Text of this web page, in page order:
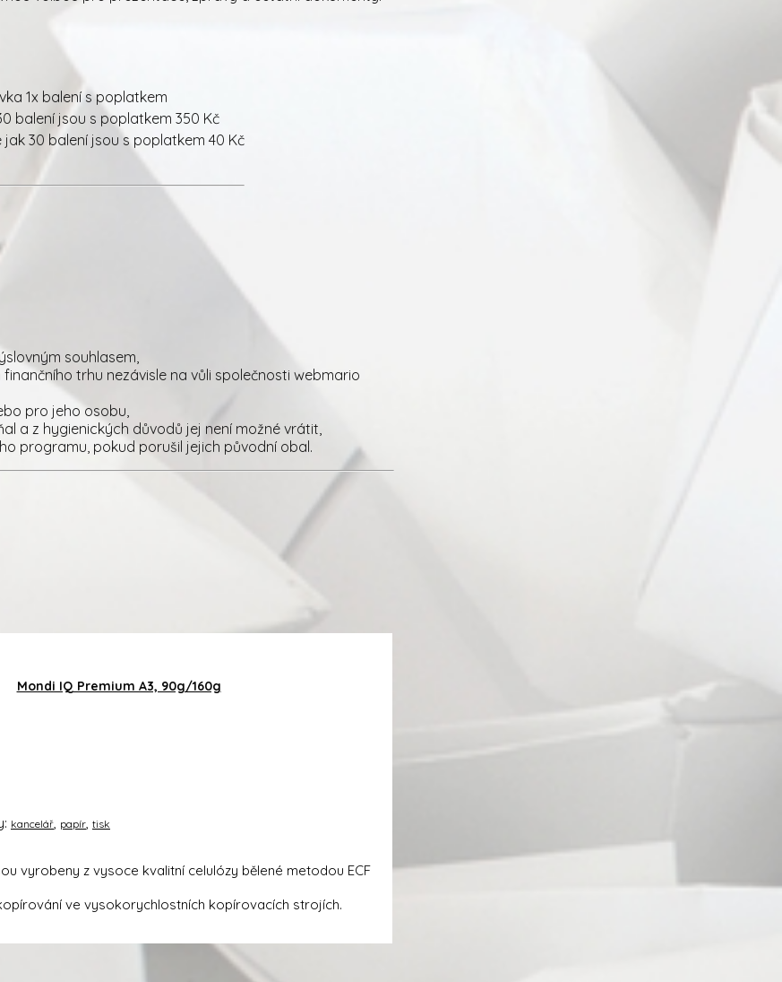
1x balení s poplatkem
balení jsou s poplatkem 350 Kč
30 balení jsou s poplatkem 40 Kč
souhlasem,
trhu nezávisle na vůli společnosti webmario
pro jeho osobu,
a z hygienických důvodů jej není možné vrátit,
programu, pokud porušil jejich původní obal.
Mondi IQ Premium A3, 90g/160g
kancelář, papír, tisk
vyrobeny z vysoce kvalitní celulózy bělené metodou ECF
ve vysokorychlostních kopírovacích strojích.